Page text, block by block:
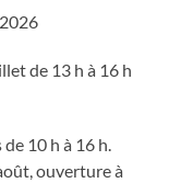
de 13 h à 16 h
10 h à 16 h.
ouverture à